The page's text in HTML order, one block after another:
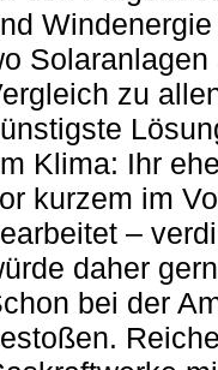
zu
Klima: Ihr
kurzem im
–
daher
bei der